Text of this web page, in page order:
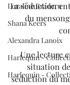
Loraline Bradern
Shana Keers
Alexandra Lanoix
Harlequin -
Harlequin -
La séduction
du
Une lecture
situation
séduction du